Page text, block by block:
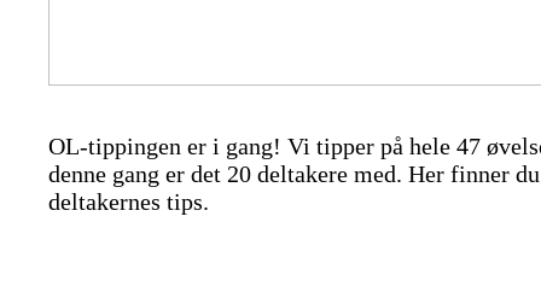
OL-tippingen er i gang! Vi tipper på hele 47
denne gang er det 20 deltakere med. Her finner du
deltakernes tips.